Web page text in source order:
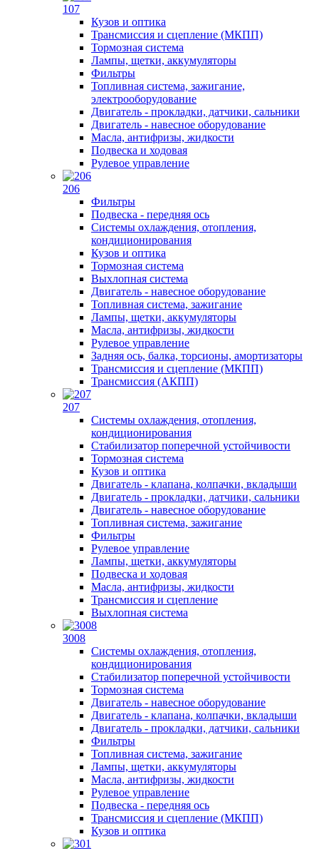
107
Кузов и оптика
Трансмиссия и сцепление (МКПП)
Тормозная система
Лампы, щетки, аккумуляторы
Фильтры
Топливная система, зажигание,
электрооборудование
Двигатель - прокладки, датчики, сальники
Двигатель - навесное оборудование
Масла, антифризы, жидкости
Подвеска и ходовая
Рулевое управление
206
Фильтры
Подвеска - передняя ось
Системы охлаждения, отопления,
кондиционирования
Кузов и оптика
Тормозная система
Выхлопная система
Двигатель - навесное оборудование
Топливная система, зажигание
Лампы, щетки, аккумуляторы
Масла, антифризы, жидкости
Рулевое управление
Задняя ось, балка, торсионы, амортизаторы
Трансмиссия и сцепление (МКПП)
Трансмиссия (АКПП)
207
Системы охлаждения, отопления,
кондиционирования
Стабилизатор поперечной устойчивости
Тормозная система
Кузов и оптика
Двигатель - клапана, колпачки, вкладыши
Двигатель - прокладки, датчики, сальники
Двигатель - навесное оборудование
Топливная система, зажигание
Фильтры
Рулевое управление
Лампы, щетки, аккумуляторы
Подвеска и ходовая
Масла, антифризы, жидкости
Трансмиссия и сцепление
Выхлопная система
3008
Системы охлаждения, отопления,
кондиционирования
Стабилизатор поперечной устойчивости
Тормозная система
Двигатель - навесное оборудование
Двигатель - клапана, колпачки, вкладыши
Двигатель - прокладки, датчики, сальники
Фильтры
Топливная система, зажигание
Лампы, щетки, аккумуляторы
Масла, антифризы, жидкости
Рулевое управление
Подвеска - передняя ось
Трансмиссия и сцепление (МКПП)
Кузов и оптика